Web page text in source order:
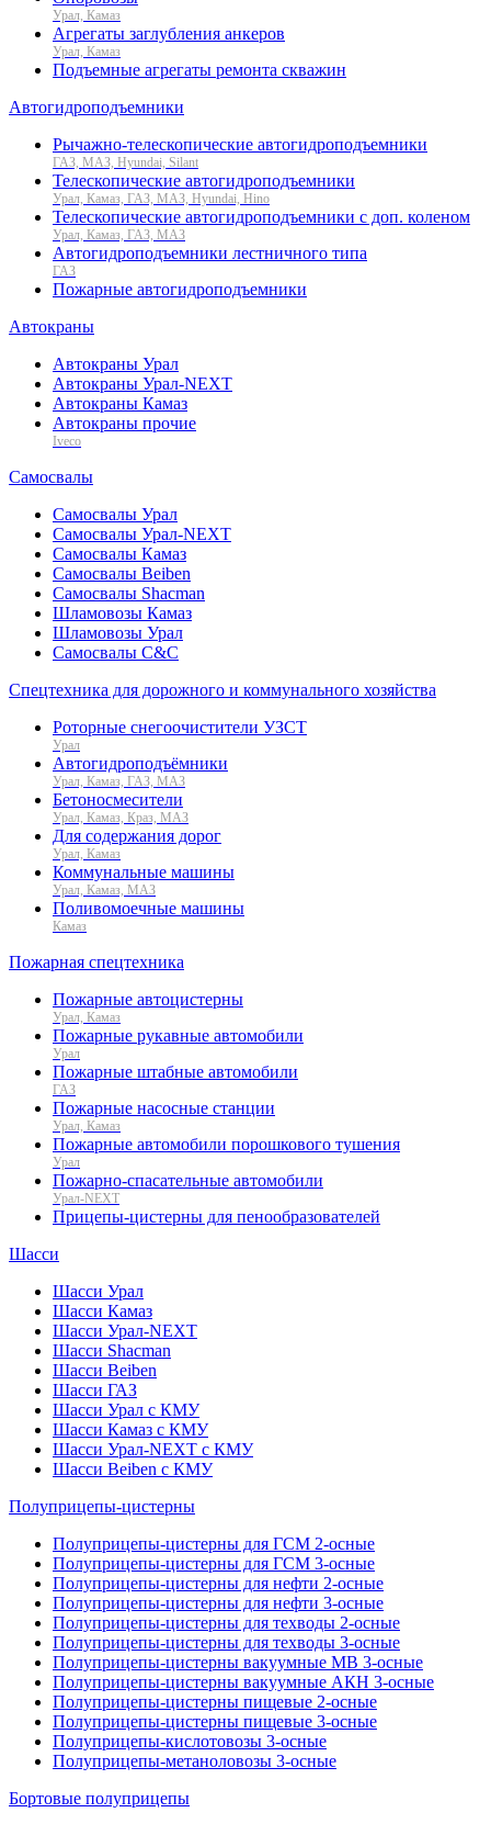
Урал, Камаз
Агрегаты заглубления анкеров
Урал, Камаз
Подъемные агрегаты ремонта скважин
Автогидроподъемники
Рычажно-телескопические автогидроподъемники
ГАЗ, МАЗ, Hyundai, Silant
Телескопические автогидроподъемники
Урал, Камаз, ГАЗ, МАЗ, Hyundai, Hino
Телескопические автогидроподъемники с доп. коленом
Урал, Камаз, ГАЗ, МАЗ
Автогидроподъемники лестничного типа
ГАЗ
Пожарные автогидроподъемники
Автокраны
Автокраны Урал
Автокраны Урал-NEXT
Автокраны Камаз
Автокраны прочие
Iveco
Самосвалы
Самосвалы Урал
Самосвалы Урал-NEXT
Самосвалы Камаз
Самосвалы Beiben
Самосвалы Shacman
Шламовозы Камаз
Шламовозы Урал
Самосвалы C&C
Спецтехника для дорожного и коммунального хозяйства
Роторные снегоочистители УЗСТ
Урал
Автогидроподъёмники
Урал, Камаз, ГАЗ, МАЗ
Бетоносмесители
Урал, Камаз, Краз, МАЗ
Для содержания дорог
Урал, Камаз
Коммунальные машины
Урал, Камаз, МАЗ
Поливомоечные машины
Камаз
Пожарная спецтехника
Пожарные автоцистерны
Урал, Камаз
Пожарные рукавные автомобили
Урал
Пожарные штабные автомобили
ГАЗ
Пожарные насосные станции
Урал, Камаз
Пожарные автомобили порошкового тушения
Урал
Пожарно-спасательные автомобили
Урал-NEXT
Прицепы-цистерны для пенообразователей
Шасси
Шасси Урал
Шасси Камаз
Шасси Урал-NEXT
Шасси Shacman
Шасси Beiben
Шасси ГАЗ
Шасси Урал с КМУ
Шасси Камаз с КМУ
Шасси Урал-NEXT с КМУ
Шасси Beiben с КМУ
Полуприцепы-цистерны
Полуприцепы-цистерны для ГСМ 2-осные
Полуприцепы-цистерны для ГСМ 3-осные
Полуприцепы-цистерны для нефти 2-осные
Полуприцепы-цистерны для нефти 3-осные
Полуприцепы-цистерны для техводы 2-осные
Полуприцепы-цистерны для техводы 3-осные
Полуприцепы-цистерны вакуумные МВ 3-осные
Полуприцепы-цистерны вакуумные АКН 3-осные
Полуприцепы-цистерны пищевые 2-осные
Полуприцепы-цистерны пищевые 3-осные
Полуприцепы-кислотовозы 3-осные
Полуприцепы-метаноловозы 3-осные
Бортовые полуприцепы